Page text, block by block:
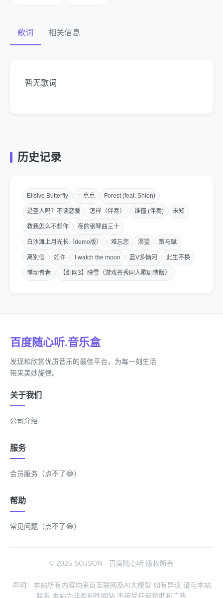
歌词 相关信息
暂无歌词
历史记录
Elisive Butterfly 一点点 Forest (feat. Shion)
是圣人吗？不谈恋爱 怎样（伴奏） 谁懂 (伴奏) 未知
教我怎么不想你 夜的钢琴曲三十
白沙滩上月光长（demo版） 难忘您 渴望 策马赋
离别信 如许 I watch the moon 蓝V多恼河 此生不换
悸动青春 【剑网3】映雪（游戏苍秀同人歌剧情版）
百度随心听.音乐盒
发现和欣赏优质音乐的最佳平台，为每一刻生活
带来美妙旋律。
关于我们
公司介绍
服务
会员服务（点不了😂）
帮助
常见问题（点不了😂）
© 2025 SOJSON - 百度随心听 版权所有
声明：本站所有内容均来自互联网及AI大模型 如有异议 请与本站
联系 本站为非盈利性网站 不接受任何赞助和广告